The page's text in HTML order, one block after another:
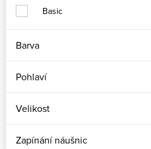
Basic
Barva
Pohlaví
Velikost
Zapínání náušnic